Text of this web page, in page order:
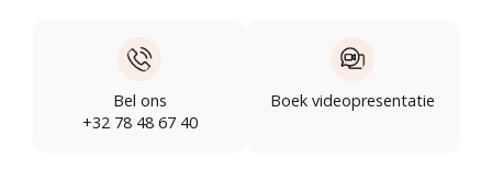
Bel ons
+32 78 48 67 40
Boek videopresentatie